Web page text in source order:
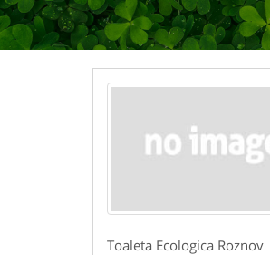
Toaleta Ecologica Roznov